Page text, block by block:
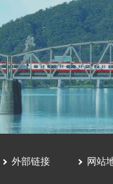
外部链接 网站